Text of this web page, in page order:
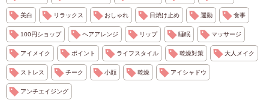
美白 リラックス おしゃれ 日焼け止め 運動 食事
100円ショップ ヘアアレンジ リップ 睡眠 マッサージ
アイメイク ポイント ライフスタイル 乾燥対策 大人メイク
ストレス チーク 小顔 乾燥 アイシャドウ
アンチエイジング